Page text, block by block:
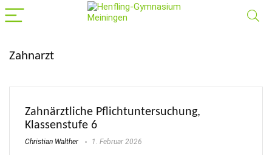
Zahnarzt
Zahnärztliche Pflichtuntersuchung,
Klassenstufe 6
Christian Walther 1. Februar 2026